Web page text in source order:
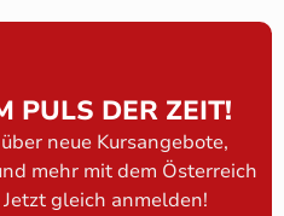
PULS DER ZEIT!
neue Kursangebote,
mehr mit dem Österreich
gleich anmelden!